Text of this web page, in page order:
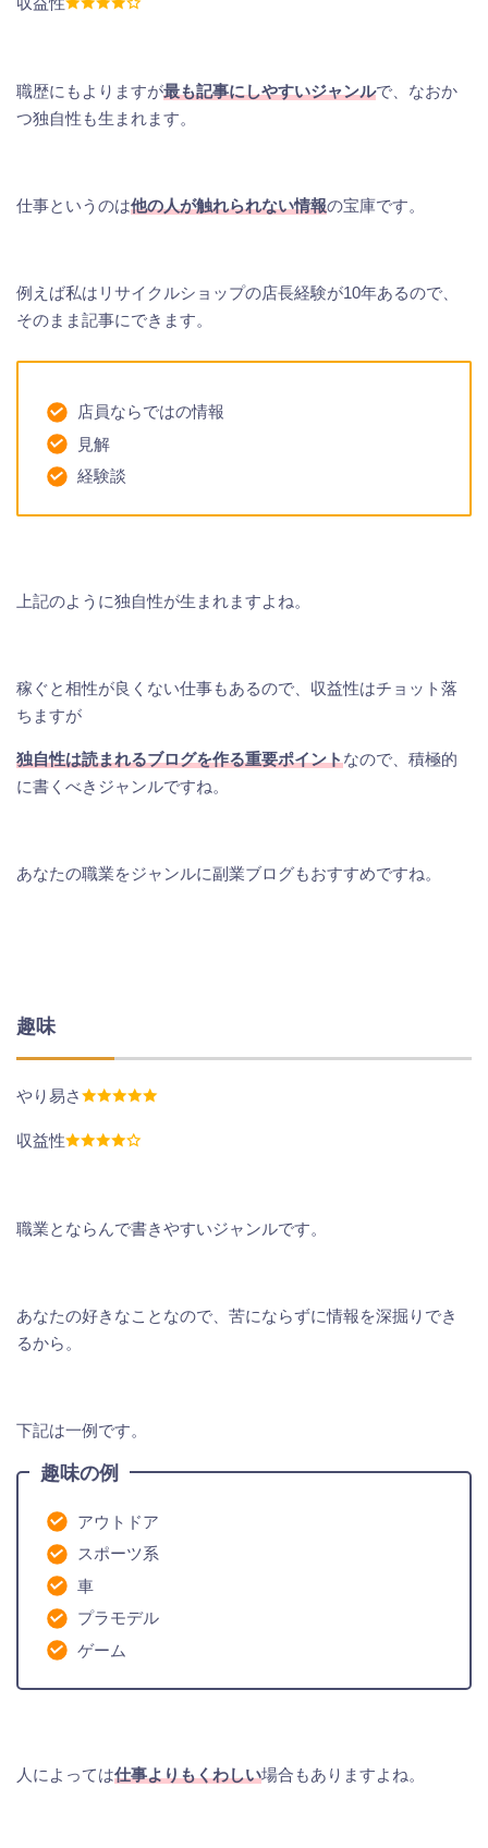
職歴にもよりますが最も記事にしやすいジャンルで、なおか
つ独自性も生まれます。
仕事というのは他の人が触れられない情報の宝庫です。
例えば私はリサイクルショップの店長経験が10年あるので、
そのまま記事にできます。
店員ならではの情報
見解
経験談
上記のように独自性が生まれますよね。
稼ぐと相性が良くない仕事もあるので、収益性はチョット落
ちますが
独自性は読まれるブログを作る重要ポイントなので、積極的
に書くべきジャンルですね。
あなたの職業をジャンルに副業ブログもおすすめですね。
趣味
やり易さ
収益性
職業とならんで書きやすいジャンルです。
あなたの好きなことなので、苦にならずに情報を深掘りでき
るから。
下記は一例です。
趣味の例
アウトドア
スポーツ系
車
プラモデル
ゲーム
人によっては仕事よりもくわしい場合もありますよね。